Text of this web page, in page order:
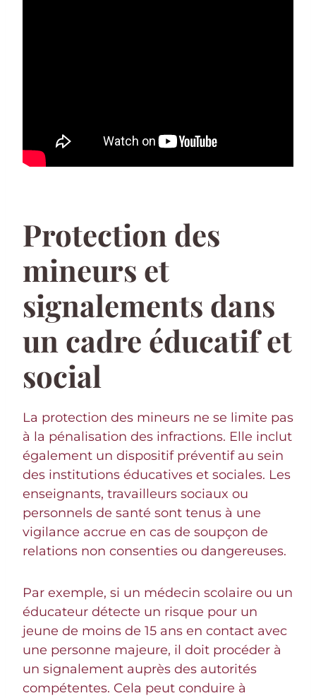
Protection des
mineurs et
signalements dans
un cadre éducatif et
social
La protection des mineurs ne se limite pas
à la pénalisation des infractions. Elle inclut
également un dispositif préventif au sein
des institutions éducatives et sociales. Les
enseignants, travailleurs sociaux ou
personnels de santé sont tenus à une
vigilance accrue en cas de soupçon de
relations non consenties ou dangereuses.
Par exemple, si un médecin scolaire ou un
éducateur détecte un risque pour un
jeune de moins de 15 ans en contact avec
une personne majeure, il doit procéder à
un signalement auprès des autorités
compétentes. Cela peut conduire à